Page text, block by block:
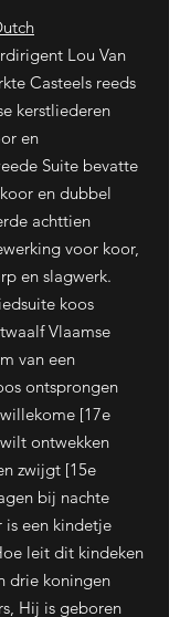
Lou Van
Casteels reeds
kerstliederen
en
Suite bevatte
en dubbel
achttien
voor koor,
en slagwerk.
koos
Vlaamse
van een
ontsprongen
[17e
ontwekken
zwijgt [15e
bij nachte
is een kindetje
leit dit kindeken
drie koningen
Hij is geboren